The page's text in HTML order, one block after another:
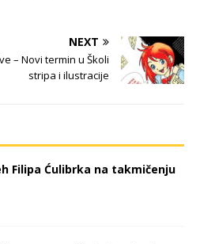
NEXT
– Novi termin u Školi
stripa i ilustracije
Filipa Ćulibrka na takmičenju